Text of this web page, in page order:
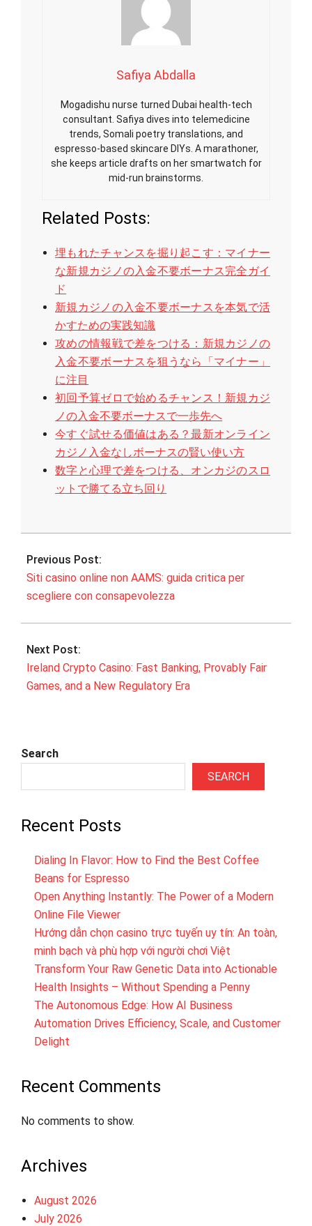
Safiya Abdalla
Mogadishu nurse turned Dubai health-tech
consultant. Safiya dives into telemedicine
trends, Somali poetry translations, and
espresso-based skincare DIYs. A marathoner,
she keeps article drafts on her smartwatch for
mid-run brainstorms.
Related Posts:
埋もれたチャンスを掘り起こす：マイナー
な新規カジノの入金不要ボーナス完全ガイ
ド
新規カジノの入金不要ボーナスを本気で活
かすための実践知識
攻めの情報戦で差をつける：新規カジノの
入金不要ボーナスを狙うなら「マイナー」
に注目
初回予算ゼロで始めるチャンス！新規カジ
ノの入金不要ボーナスで一歩先へ
今すぐ試せる価値はある？最新オンライン
カジノ入金なしボーナスの賢い使い方
数字と心理で差をつける、オンカジのスロ
ットで勝てる立ち回り
2025-
15
Previous Post:
Siti casino online non AAMS: guida critica per
scegliere con consapevolezza
Next Post:
Ireland Crypto Casino: Fast Banking, Provably Fair
Games, and a New Regulatory Era
Search
SEARCH
Recent Posts
Dialing In Flavor: How to Find the Best Coffee
Beans for Espresso
Open Anything Instantly: The Power of a Modern
Online File Viewer
Hướng dẫn chọn casino trực tuyến uy tín: An toàn,
minh bạch và phù hợp với người chơi Việt
Transform Your Raw Genetic Data into Actionable
Health Insights – Without Spending a Penny
The Autonomous Edge: How AI Business
Automation Drives Efficiency, Scale, and Customer
Delight
Recent Comments
No comments to show.
Archives
August 2026
July 2026